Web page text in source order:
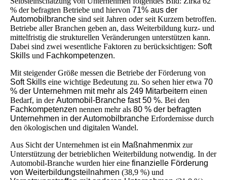
% der befragten Betriebe und hiervon 71% aus der
Automobilbranche sind seit Jahren oder seit Kurzem betroffen.
Betriebe aller Branchen geben an, dass Weiterbildung kurz- und
mittelfristig die strukturellen Veränderungen unterstützen kann.
Dabei sind zwei wesentliche Faktoren zu berücksichtigen: Soft
Skills und Fachkompetenzen.
Mit steigender Größe messen die Betriebe der Förderung von
Soft Skills eine wichtige Bedeutung zu. So sehen hier etwa 70
% der Unternehmen mit mehr als 249 Mitarbeitern einen
Bedarf, in derAutomobil-Branche fast 50 %. Bei den
Fachkompetenzen nennen mehr als 80 % der befragten
Unternehmen in der Automobilbranche Erfordernisse durch
den ökologischen und digitalen Wandel.
Aus Sicht der Unternehmen ist ein Maßnahmenmix zur
Unterstützung der betrieblichen Weiterbildung notwendig. In der
Automobil-Branche wurden hier eine finanzielle Förderung
von Weiterbildungsteilnahmen (38,9 %) und